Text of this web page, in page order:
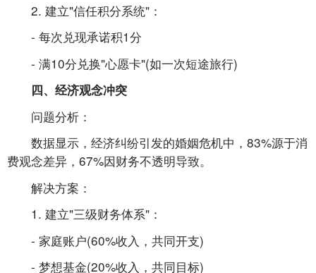
2. 建立"信任积分系统"：
- 每次兑现承诺积1分
- 满10分兑换"心愿卡"(如一次短途旅行)
四、经济观念冲突
问题分析：
数据显示，经济纠纷引发的婚姻危机中，83%源于消
费观念差异，67%因财务不透明导致。
解决方案：
1. 建立"三级财务体系"：
- 家庭账户(60%收入，共同开支)
- 梦想基金(20%收入，共同目标)